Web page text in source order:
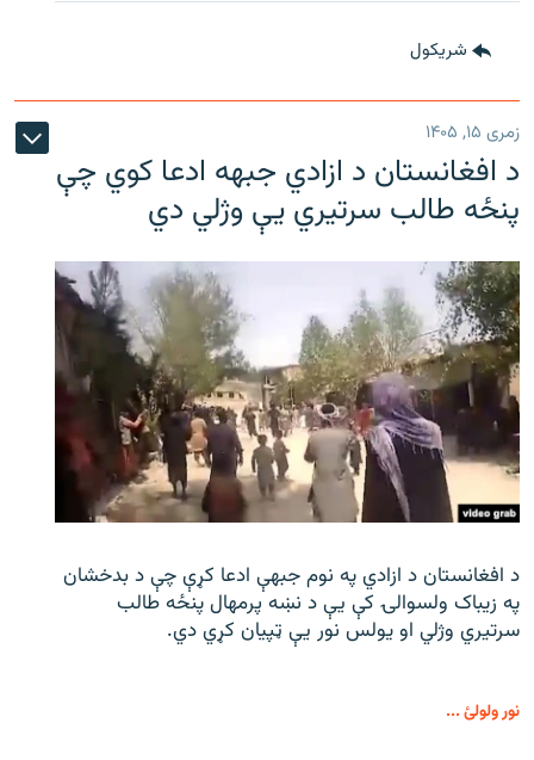
شريکول
زمری ۱۵, ۱۴۰۵
د افغانستان د ازادي جبهه ادعا کوي چې
پنځه طالب سرتیري يې وژلي دي
د افغانستان د ازادي په نوم جبهې ادعا کړې چې د بدخشان
په زیباک ولسوالۍ کې يې د نښه پرمهال پنځه طالب
سرتیري وژلي او یولس نور يې ټپیان کړي دي.
نور ولولئ ...